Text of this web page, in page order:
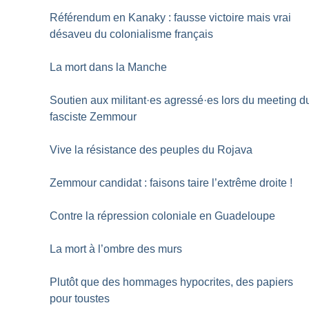
Référendum en Kanaky : fausse victoire mais vrai
désaveu du colonialisme français
La mort dans la Manche
Soutien aux militant·es agressé·es lors du meeting
fasciste Zemmour
Vive la résistance des peuples du Rojava
Zemmour candidat : faisons taire l’extrême droite !
Contre la répression coloniale en Guadeloupe
La mort à l’ombre des murs
Plutôt que des hommages hypocrites, des papiers
pour toustes